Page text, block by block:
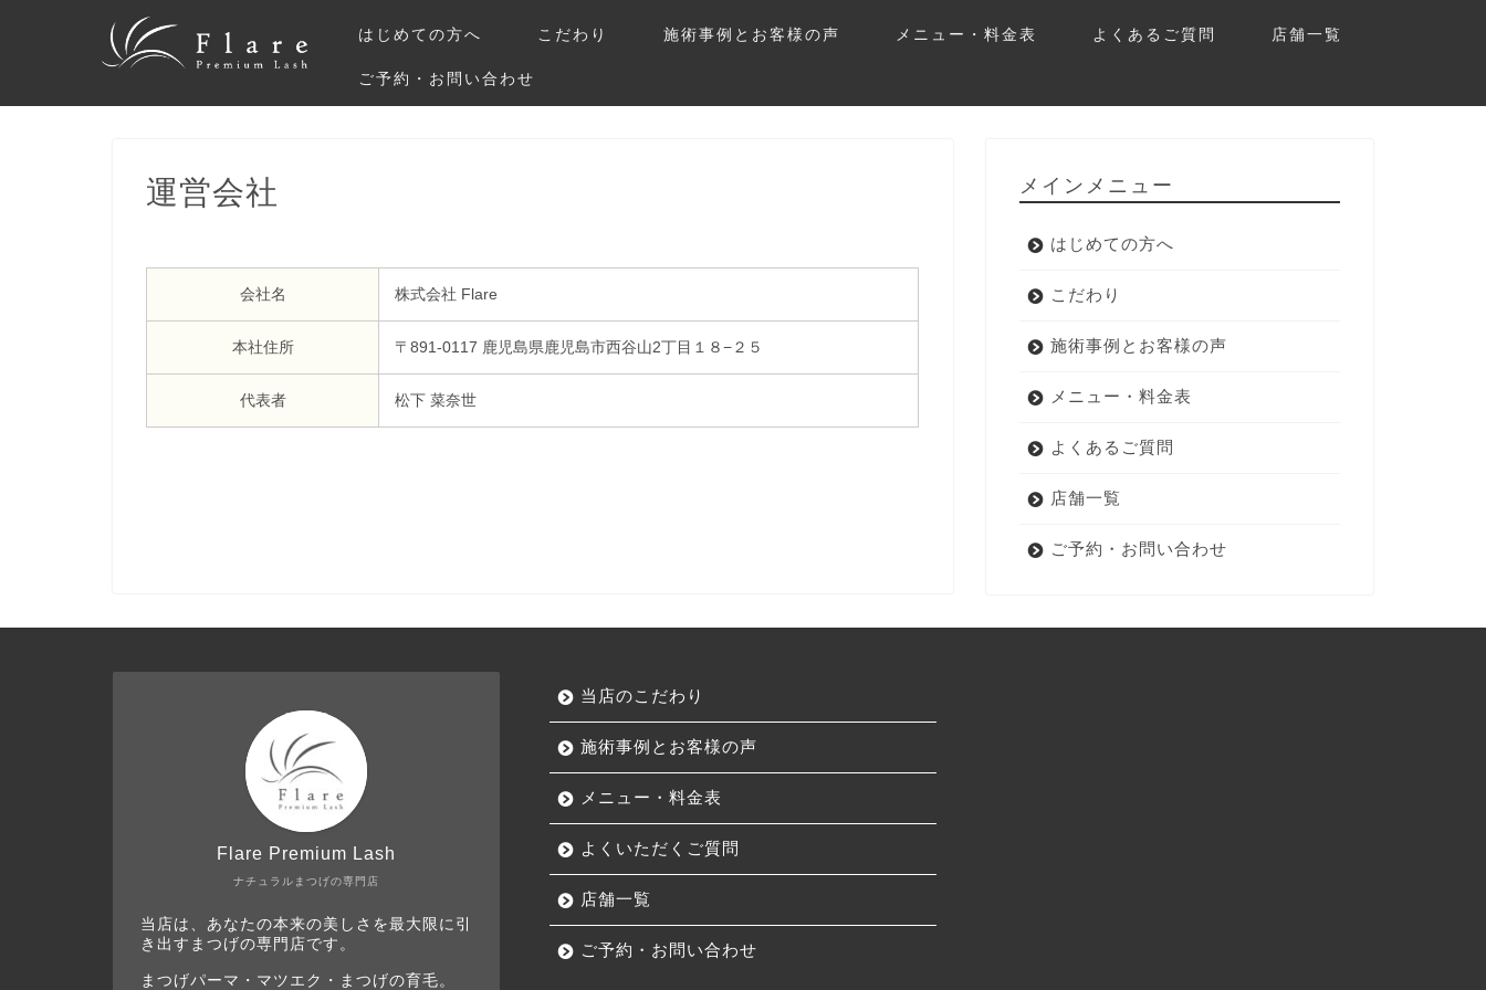
はじめての方へ こだわり 施術事例とお客様の声 メニュー・料金表 よくあるご質問 店舗一覧
ご予約・お問い合わせ
運営会社
会社名 株式会社 Flare
本社住所 〒891-0117 鹿児島県鹿児島市西谷山2丁目１８−２５
代表者 松下 菜奈世
メインメニュー
はじめての方へ
こだわり
施術事例とお客様の声
メニュー・料金表
よくあるご質問
店舗一覧
ご予約・お問い合わせ
ナチュラルまつげの専門店
Flare Premium Lash
当店は、あなたの本来の美しさを最大限に引
き出すまつげの専門店です。
まつげパーマ・マツエク・まつげの育毛。
当店のこだわり
施術事例とお客様の声
メニュー・料金表
よくいただくご質問
店舗一覧
ご予約・お問い合わせ